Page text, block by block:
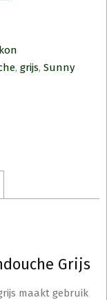
, grijs, Sunny
Grijs
maakt gebruik